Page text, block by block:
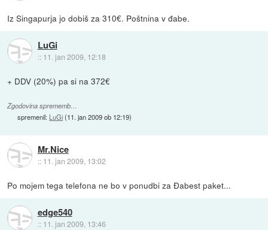
Iz Singapurja jo dobiš za 310€. Poštnina v đabe.
LuGi
:: 11. jan 2009, 12:18
+ DDV (20%) pa si na 372€
Zgodovina sprememb…
spremenil: LuGi(11. jan 2009 ob 12:19)
Mr.Nice
:: 11. jan 2009, 13:02
Po mojem tega telefona ne bo v ponudbi za Đabest paket...
edge540
:: 11. jan 2009, 13:46